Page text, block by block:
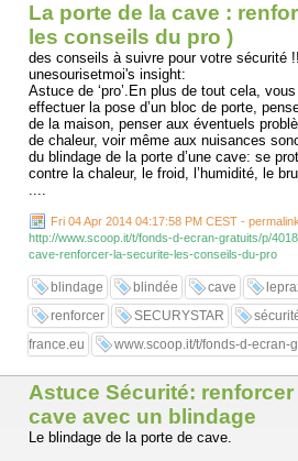
La porte de la cave :
les conseils du pro )
des conseils à suivre pour votre sécurité
unesourisetmoi's insight:
Astuce de ‘pro’.En plus de tout cela,
effectuer la pose d’un bloc de porte,
de la maison, penser aux éventuels
de chaleur, voir même aux nuisances
du blindage de la porte d’une cave: se
contre la chaleur, le froid, l’humidité, le
....
Fri 04 Apr 2014 04:17:58 PM CEST - permalink
http://www.scoop.it/t/fonds-d-ecran-gratuits/p/
cave-renforcer-la-securite-les-conseils-du-pro
blindage blindée cave
renforcer
SECURYSTAR
france.eu
www.scoop.it/t/fonds-d-ecran-
Astuce Sécurité:
cave avec un blindage
Le blindage de la porte de cave.